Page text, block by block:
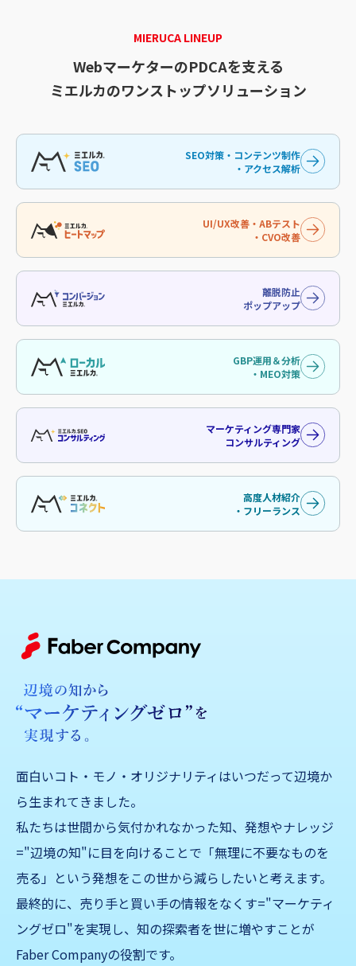
MIERUCA LINEUP
WebマーケターのPDCAを支える
ミエルカのワンストップソリューション
SEO対策・コンテンツ制作
・アクセス解析
UI/UX改善・ABテスト
・CVO改善
離脱防止
ポップアップ
GBP運用＆分析
・MEO対策
マーケティング専門家
コンサルティング
高度人材紹介
・フリーランス
面白いコト・モノ・オリジナリティはいつだって辺境か
ら生まれてきました。
私たちは世間から気付かれなかった知、発想やナレッジ
="辺境の知"に目を向けることで「無理に不要なものを
売る」 という発想をこの世から減らしたいと考えます。
最終的に、売り手と買い手の情報をなくす="マーケティ
ングゼロ"を実現し、知の探索者を世に増やすことが
Faber Companyの役割です。